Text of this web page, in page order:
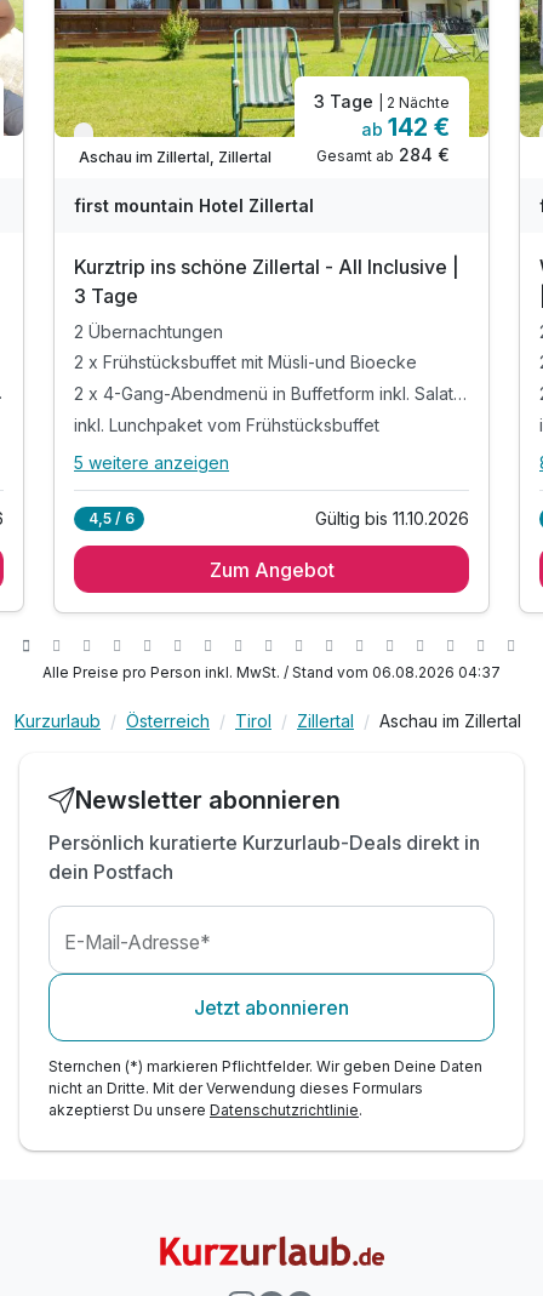
Nur noch bis Oktober
Aschau im Zillertal, Zillertal
3 Tage | 2 Nächte
ab 142 €
Gesamt ab 284 €
first mountain Hotel Zillertal
Kurztrip ins schöne Zillertal - All Inclusive |
3 Tage
2 Übernachtungen
2 x Frühstücksbuffet mit Müsli-und Bioecke
2 x 4-Gang-Abendmenü in Buffetform inkl. Salatbar
inkl. Lunchpaket vom Frühstücksbuffet
Alle Inklusivleistungen
2 x Frühstücksbuffet mit Müsli-und Bioecke
inkl. ausgewählte Getränke von 10:00 - 21:00 Uhr
inkl. Parkplatz & W-LAN Nutzung
ACHTUNG: Kinderpreise inkl. All inclusive
5 weitere anzeigen
4,5 / 6 Gültig bis 11.10.2026
Zum Angebot
Alle Preise pro Person inkl. MwSt. / Stand vom 06.08.2026 04:37
Kurzurlaub Österreich Tirol Zillertal Aschau im Zillertal
Newsletter abonnieren
Persönlich kuratierte Kurzurlaub-Deals direkt in
dein Postfach
E-Mail-Adresse*
Jetzt abonnieren
Sternchen (*) markieren Pflichtfelder. Wir geben Deine Daten
nicht an Dritte. Mit der Verwendung dieses Formulars
akzeptierst Du unsere Datenschutzrichtlinie.